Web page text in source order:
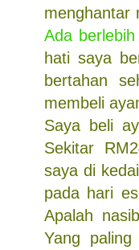
menghantar
Ada
hati saya
bertahan
membeli
Saya beli
Sekitar
saya di
pada hari
Apalah
Yang